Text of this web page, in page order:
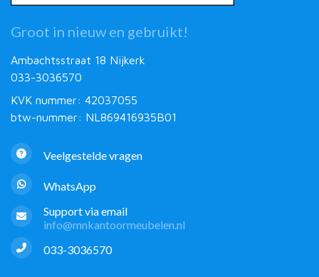
Groot in nieuw en gebruikt!
Ambachtsstraat 18 Nijkerk
033-3036570
KVK nummer: 42037055
btw-nummer: NL869416935B01
Veelgestelde vragen
WhatsApp
Support via email
info@mnkantoormeubelen.nl
033-3036570